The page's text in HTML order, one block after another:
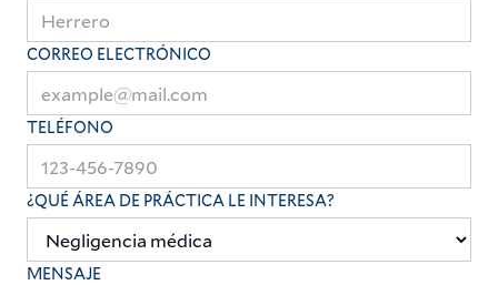
CORREO ELECTRÓNICO
TELÉFONO
¿QUÉ ÁREA DE PRÁCTICA LE INTERESA?
MENSAJE